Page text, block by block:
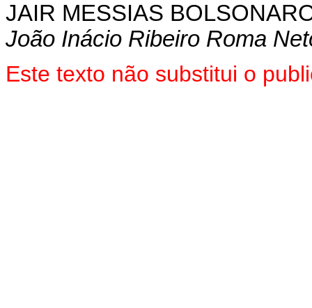
JAIR MESSIAS
João Inácio Ribeiro Roma
Este texto não substitui o